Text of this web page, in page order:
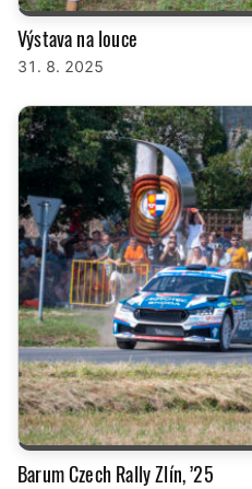
Výstava na louce
31. 8. 2025
Barum Czech Rally Zlín, ’25